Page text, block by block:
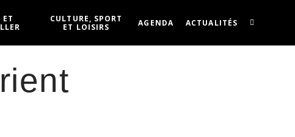
ET
CULTURE, SPORT
ET LOISIRS
AGENDA ACTUALITÉS